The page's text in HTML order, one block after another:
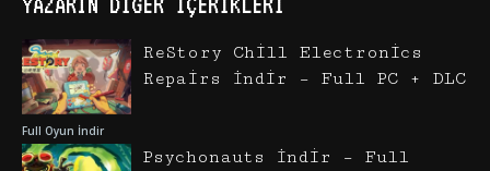
Full Oyun İndir
ReStory Chill Electronics
Repairs İndir – Full PC + DLC
Psychonauts İndir – Full